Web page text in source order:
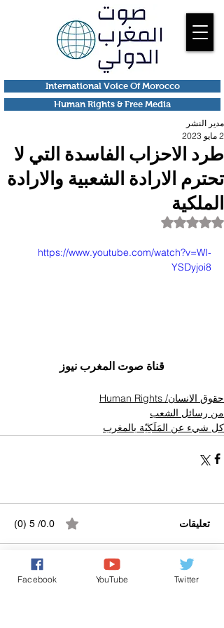
Human Rights & Free Media
International Voice Of Morocco
طرد الاحزاب الفاسدة التي لا
تحترم الارادة الشعبية والارادة
الملكية
مدير النشر
2 مايو 2023
تم التقييم بـ ليس رقمًا من أصل 5 نجوم.
https://www.youtube.com/watch?v=WI-
YSDyjoi8
قناة صوت المغرب نيوز
حقوق الانسان/ Human Rights
من رسائل الشعب
كل شيء عن المَلَكِيّة بالمغرب
تعليقات 0.0/ 5 (0)
التعليق والتقييم... Facebook YouTube Twitter